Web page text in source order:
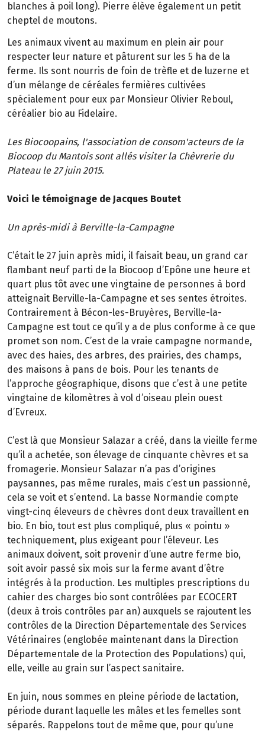
blanches à poil long). Pierre élève également un petit
cheptel de moutons.
Les animaux vivent au maximum en plein air pour
respecter leur nature et pâturent sur les 5 ha de la
ferme. Ils sont nourris de foin de trèfle et de luzerne et
d’un mélange de céréales fermières cultivées
spécialement pour eux par Monsieur Olivier Reboul,
céréalier bio au Fidelaire.
Les Biocoopains, l'association de consom'acteurs de la
Biocoop du Mantois sont allés visiter la Chèvrerie du
Plateau le 27 juin 2015.
Voici le témoignage de Jacques Boutet
Un après-midi à Berville-la-Campagne
C’était le 27 juin après midi, il faisait beau, un grand car
flambant neuf parti de la Biocoop d’Epône une heure et
quart plus tôt avec une vingtaine de personnes à bord
atteignait Berville-la-Campagne et ses sentes étroites.
Contrairement à Bécon-les-Bruyères, Berville-la-
Campagne est tout ce qu’il y a de plus conforme à ce que
promet son nom. C’est de la vraie campagne normande,
avec des haies, des arbres, des prairies, des champs,
des maisons à pans de bois. Pour les tenants de
l’approche géographique, disons que c’est à une petite
vingtaine de kilomètres à vol d’oiseau plein ouest
d’Evreux.
C’est là que Monsieur Salazar a créé, dans la vieille ferme
qu’il a achetée, son élevage de cinquante chèvres et sa
fromagerie. Monsieur Salazar n’a pas d’origines
paysannes, pas même rurales, mais c’est un passionné,
cela se voit et s’entend. La basse Normandie compte
vingt-cinq éleveurs de chèvres dont deux travaillent en
bio. En bio, tout est plus compliqué, plus « pointu »
techniquement, plus exigeant pour l’éleveur. Les
animaux doivent, soit provenir d’une autre ferme bio,
soit avoir passé six mois sur la ferme avant d’être
intégrés à la production. Les multiples prescriptions du
cahier des charges bio sont contrôlées par ECOCERT
(deux à trois contrôles par an) auxquels se rajoutent les
contrôles de la Direction Départementale des Services
Vétérinaires (englobée maintenant dans la Direction
Départementale de la Protection des Populations) qui,
elle, veille au grain sur l’aspect sanitaire.
En juin, nous sommes en pleine période de lactation,
période durant laquelle les mâles et les femelles sont
séparés. Rappelons tout de même que, pour qu’une